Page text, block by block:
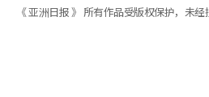
《 亚洲日报 》 所有作品受版权保护，未经